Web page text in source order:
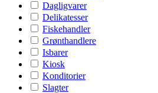
Dagligvarer
Delikatesser
Fiskehandler
Grønthandlere
Isbarer
Kiosk
Konditorier
Slagter